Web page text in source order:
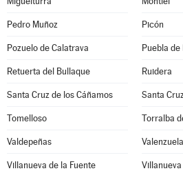
Pedro Muñoz Picón
Pozuelo de Calatrava Puebla
Retuerta del Bullaque Ruidera
Santa Cruz de los Cáñamos Santa
Tomelloso Torralba
Valdepeñas
Villanueva de la Fuente